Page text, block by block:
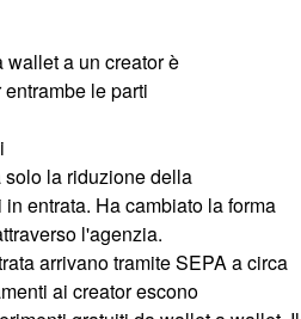
a un creator è
le parti
la riduzione della
entrata. Ha cambiato la forma
l'agenzia.
arrivano tramite SEPA a circa
ai creator escono